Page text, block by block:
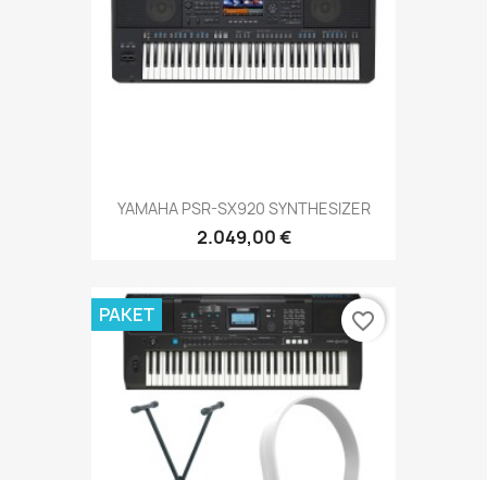
YAMAHA PSR-SX920 SYNTHESIZER
2.049,00 €
PAKET favorite_border